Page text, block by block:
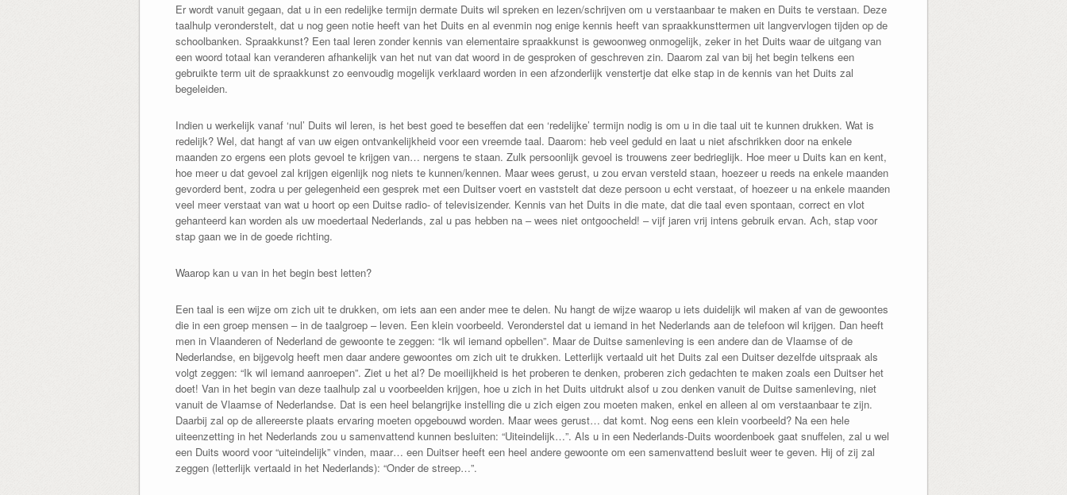
Er wordt vanuit gegaan, dat u in een redelijke termijn dermate Duits wil spreken en lezen/schrijven om u verstaanbaar te maken en Duits te verstaan. Deze
taalhulp veronderstelt, dat u nog geen notie heeft van het Duits en al evenmin nog enige kennis heeft van spraakkunsttermen uit langvervlogen tijden op de
schoolbanken. Spraakkunst? Een taal leren zonder kennis van elementaire spraakkunst is gewoonweg onmogelijk, zeker in het Duits waar de uitgang van
een woord totaal kan veranderen afhankelijk van het nut van dat woord in de gesproken of geschreven zin. Daarom zal van bij het begin telkens een
gebruikte term uit de spraakkunst zo eenvoudig mogelijk verklaard worden in een afzonderlijk venstertje dat elke stap in de kennis van het Duits zal
begeleiden.
Indien u werkelijk vanaf ‘nul’ Duits wil leren, is het best goed te beseffen dat een ‘redelijke’ termijn nodig is om u in die taal uit te kunnen drukken. Wat is
redelijk? Wel, dat hangt af van uw eigen ontvankelijkheid voor een vreemde taal. Daarom: heb veel geduld en laat u niet afschrikken door na enkele
maanden zo ergens een plots gevoel te krijgen van… nergens te staan. Zulk persoonlijk gevoel is trouwens zeer bedrieglijk. Hoe meer u Duits kan en kent,
hoe meer u dat gevoel zal krijgen eigenlijk nog niets te kunnen/kennen. Maar wees gerust, u zou ervan versteld staan, hoezeer u reeds na enkele maanden
gevorderd bent, zodra u per gelegenheid een gesprek met een Duitser voert en vaststelt dat deze persoon u echt verstaat, of hoezeer u na enkele maanden
veel meer verstaat van wat u hoort op een Duitse radio- of televisizender. Kennis van het Duits in die mate, dat die taal even spontaan, correct en vlot
gehanteerd kan worden als uw moedertaal Nederlands, zal u pas hebben na – wees niet ontgoocheld! – vijf jaren vrij intens gebruik ervan. Ach, stap voor
stap gaan we in de goede richting.
Waarop kan u van in het begin best letten?
Een taal is een wijze om zich uit te drukken, om iets aan een ander mee te delen. Nu hangt de wijze waarop u iets duidelijk wil maken af van de gewoontes
die in een groep mensen – in de taalgroep – leven. Een klein voorbeeld. Veronderstel dat u iemand in het Nederlands aan de telefoon wil krijgen. Dan heeft
men in Vlaanderen of Nederland de gewoonte te zeggen: “Ik wil iemand opbellen”. Maar de Duitse samenleving is een andere dan de Vlaamse of de
Nederlandse, en bijgevolg heeft men daar andere gewoontes om zich uit te drukken. Letterlijk vertaald uit het Duits zal een Duitser dezelfde uitspraak als
volgt zeggen: “Ik wil iemand aanroepen”. Ziet u het al? De moeilijkheid is het proberen te denken, proberen zich gedachten te maken zoals een Duitser het
doet! Van in het begin van deze taalhulp zal u voorbeelden krijgen, hoe u zich in het Duits uitdrukt alsof u zou denken vanuit de Duitse samenleving, niet
vanuit de Vlaamse of Nederlandse. Dat is een heel belangrijke instelling die u zich eigen zou moeten maken, enkel en alleen al om verstaanbaar te zijn.
Daarbij zal op de allereerste plaats ervaring moeten opgebouwd worden. Maar wees gerust… dat komt. Nog eens een klein voorbeeld? Na een hele
uiteenzetting in het Nederlands zou u samenvattend kunnen besluiten: “Uiteindelijk…”. Als u in een Nederlands-Duits woordenboek gaat snuffelen, zal u wel
een Duits woord voor “uiteindelijk” vinden, maar… een Duitser heeft een heel andere gewoonte om een samenvattend besluit weer te geven. Hij of zij zal
zeggen (letterlijk vertaald in het Nederlands): “Onder de streep…”.